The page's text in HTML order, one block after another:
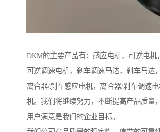
DKM的主要产品有：感应电机，可逆电机
可逆调速电机，刹车调速马达，刹车马达
离合器/刹车感应电机，离合器/刹车调速
机。我们将继续努力，不断提高产品质量
用户满意是我们的企业目标。